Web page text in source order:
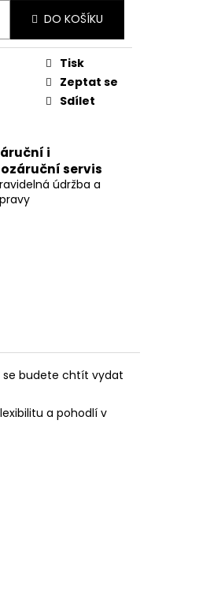
DO KOŠÍKU
Tisk
Zeptat se
Sdílet
i
servis
údržba a
se budete chtít vydat
a pohodlí v